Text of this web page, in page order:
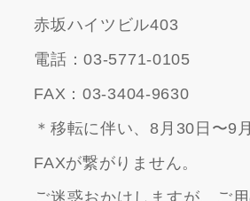
赤坂ハイツビル403
電話：03-5771-0105
FAX：03-3404-9630
＊移転に伴い、8月30日〜9
FAXが繋がりません。
ご迷惑おかけしますが、ご